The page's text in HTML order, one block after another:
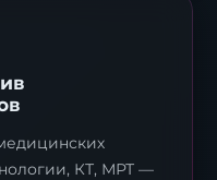
КТ, МРТ —